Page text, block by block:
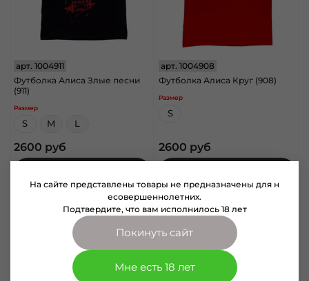
арт. 1004911
Футболка Алиса Злые песни
(911)
Размер
S M L
2600 руб
арт.1004908
Футболка Алиса Круг (908)
Размер
S
2600 руб
На сайте представлены товары не предназначены для н
есовершеннолетних.
Подтвердите, что вам исполнилось 18 лет
Покинуть сайт
Мне есть 18 лет